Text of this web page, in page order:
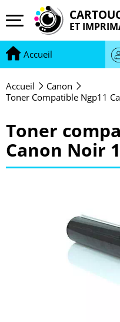
ET
Accueil
Accueil
Canon
Toner Compatible Ngp11
Toner
Canon Noir